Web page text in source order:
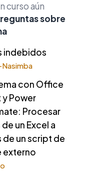
curso aún
sobre
indebidos
con Office
Power
Procesar
un Excel a
de un script de
externo